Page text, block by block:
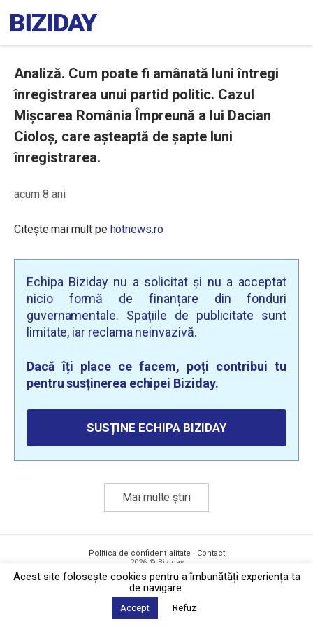
Analiză. Cum poate fi amânată luni întregi
înregistrarea unui partid politic. Cazul
Mișcarea România Împreună a lui Dacian
Cioloș, care așteaptă de șapte luni
înregistrarea.
acum 8 ani
Citește mai mult pe hotnews.ro
Echipa Biziday nu a solicitat și nu a acceptat
nicio formă de finanțare din fonduri
guvernamentale. Spațiile de publicitate sunt
limitate, iar reclama neinvazivă.
Dacă îți place ce facem, poți contribui tu
pentru susținerea echipei Biziday.
SUSȚINE ECHIPA BIZIDAY
Mai multe știri
Politica de confidențialitate · Contact
2026 © Biziday
Acest site foloseşte cookies pentru a îmbunătăți experiența ta
de navigare.
Accept Refuz